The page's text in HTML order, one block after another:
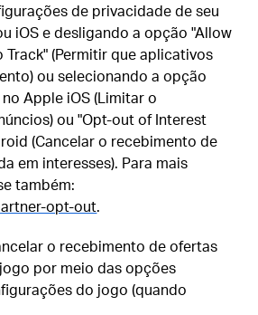
de privacidade de seu
iOS e desligando a opção "Allow
(Permitir que aplicativos
ou selecionando a opção
Apple iOS (Limitar o
ou "Opt-out of Interest
(Cancelar o recebimento de
em interesses). Para mais
também:
opt-out.
o recebimento de ofertas
por meio das opções
do jogo (quando